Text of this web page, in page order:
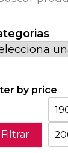
by price
Filtrar